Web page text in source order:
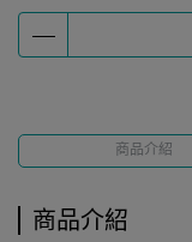
商品介紹
商品介紹